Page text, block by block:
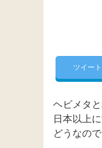
ツイート
ヘビメタ
日本以上
どうなの